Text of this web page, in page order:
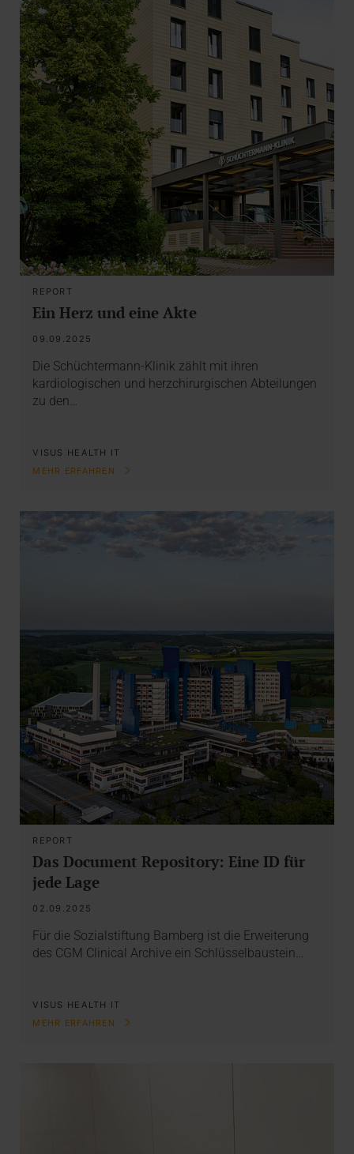
REPORT
Ein Herz und eine Akte
09.09.2025
Die Schüchtermann-Klinik zählt mit ihren
kardiologischen und herzchirurgischen Abteilungen
zu den…
VISUS HEALTH IT
MEHR ERFAHREN
REPORT
Das Document Repository: Eine ID für
jede Lage
02.09.2025
Für die Sozialstiftung Bamberg ist die Erweiterung
des CGM Clinical Archive ein Schlüsselbaustein…
VISUS HEALTH IT
MEHR ERFAHREN